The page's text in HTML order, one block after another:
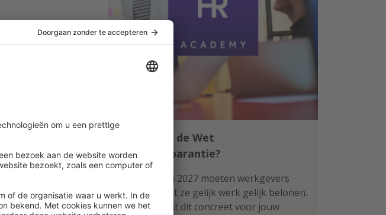
zijn
burn-out. Het is
een
ten koste gaat van
gaan.
van
hoogte van dat
Klaar voor de Wet
loontransparantie?
Per 1 januari 2027 moeten werkgevers
aantonen dat ze gelijk werk gelijk belonen.
Wat betekent dit concreet voor jouw